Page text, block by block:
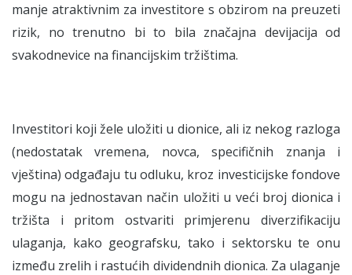
manje atraktivnim za investitore s obzirom na preuzeti
rizik, no trenutno bi to bila značajna devijacija od
svakodnevice na financijskim tržištima.
Investitori koji žele uložiti u dionice, ali iz nekog razloga
(nedostatak vremena, novca, specifičnih znanja i
vještina) odgađaju tu odluku, kroz investicijske fondove
mogu na jednostavan način uložiti u veći broj dionica i
tržišta i pritom ostvariti primjerenu diverzifikaciju
ulaganja, kako geografsku, tako i sektorsku te onu
između zrelih i rastućih dividendnih dionica. Za ulaganje